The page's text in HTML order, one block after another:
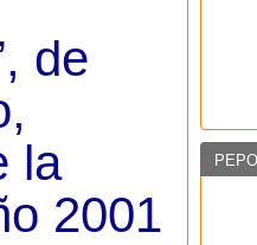
de
la
2001